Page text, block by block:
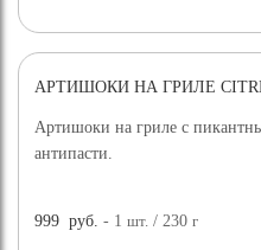
АРТИШОКИ НА ГРИЛЕ
Артишоки на гриле с
антипасти.
999 руб. - 1шт. / 230г